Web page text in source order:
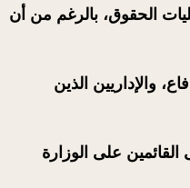
على معدل 10 نحو كليات الحقوق، بالرغم من أن
والإداريين الذين
على الوزارة